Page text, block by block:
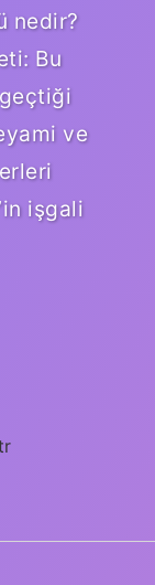
nedir?
Bu
ve
işgali